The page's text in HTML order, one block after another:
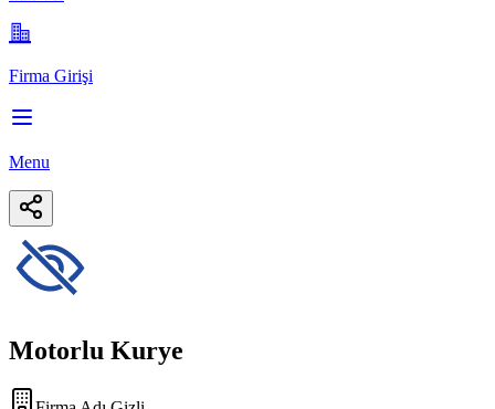
Firma Girişi
Menu
Motorlu Kurye